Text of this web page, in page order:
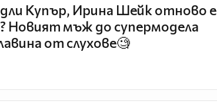
Купър, Ирина Шейк отново е
Новият мъж до супермодела
от слухове🧐